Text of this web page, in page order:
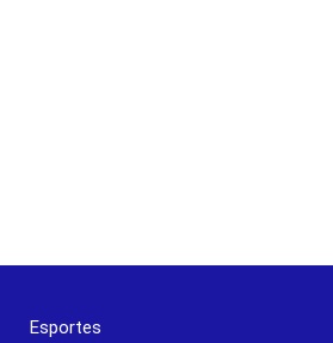
Esportes